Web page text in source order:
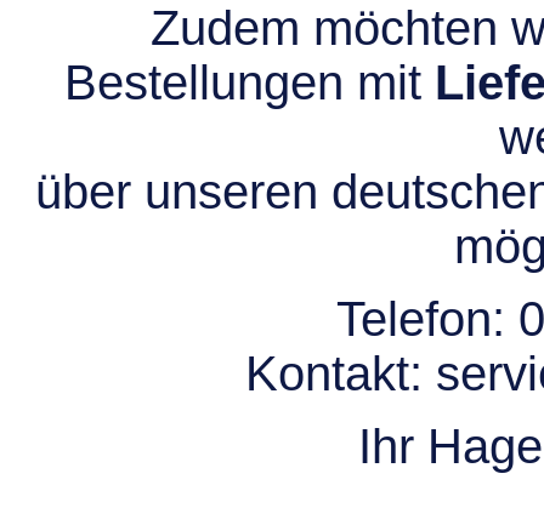
Zudem möchten
Bestellungen mit
über unseren
Telefon:
Kontakt:
Ihr